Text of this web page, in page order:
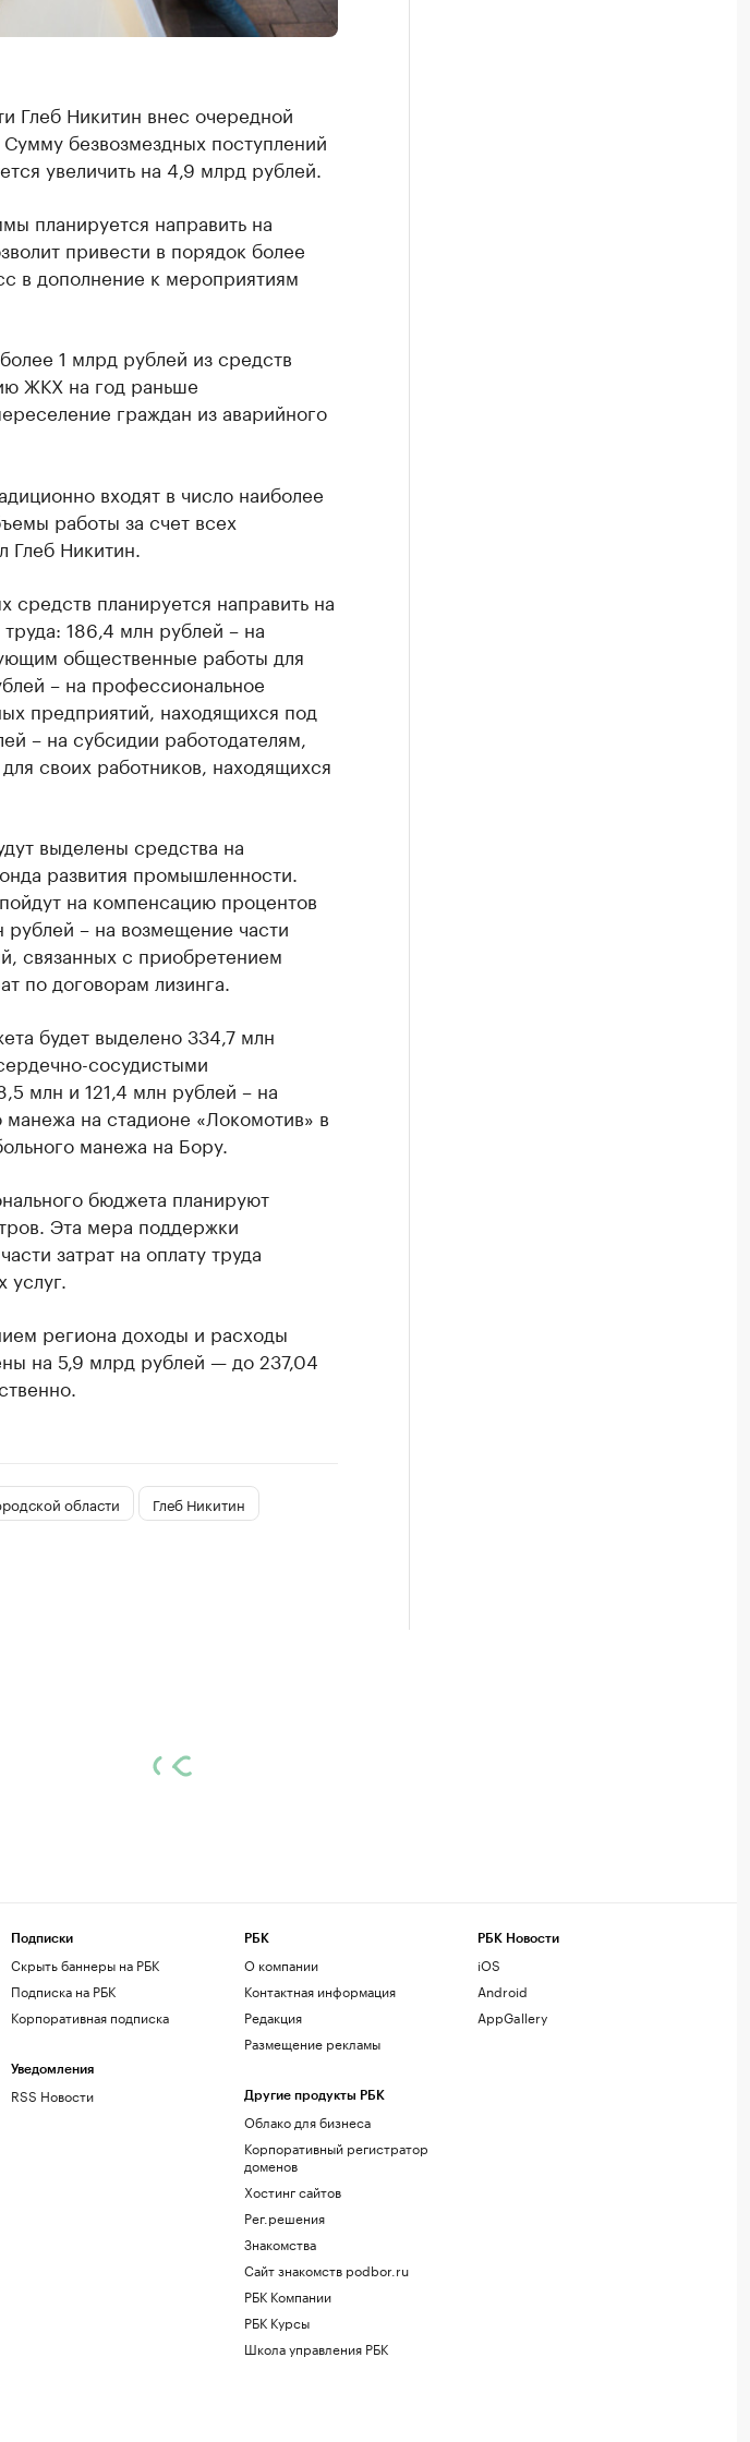
Глеб Никитин внес очередной
безвозмездных поступлений
увеличить на 4,9 млрд рублей.
планируется направить на
привести в порядок более
в дополнение к мероприятиям
1 млрд рублей из средств
ЖКХ на год раньше
граждан из аварийного
входят в число наиболее
работы за счет всех
Никитин.
планируется направить на
186,4 млн рублей – на
общественные работы для
– на профессиональное
предприятий, находящихся под
– на субсидии работодателям,
своих работников, находящихся
выделены средства на
развития промышленности.
на компенсацию процентов
– на возмещение части
связанных с приобретением
по договорам лизинга.
будет выделено 334,7 млн
сосудистыми
млн и 121,4 млн рублей – на
манежа на стадионе «Локомотив» в
манежа на Бору.
бюджета планируют
Эта мера поддержки
затрат на оплату труда
региона доходы и расходы
на 5,9 млрд рублей — до 237,04
области Глеб Никитин
Подписки
Скрыть баннеры на РБК
Подписка на РБК
Корпоративная подписка
Уведомления
RSS Новости
РБК
О компании
Контактная информация
Редакция
Размещение рекламы
Другие продукты РБК
Облако для бизнеса
Корпоративный регистратор
доменов
Хостинг сайтов
Рег.решения
Знакомства
Сайт знакомств podbor.ru
РБК Компании
РБК Курсы
Школа управления РБК
РБК Новости
iOS
Android
AppGallery